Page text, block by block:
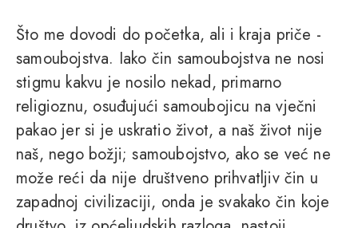
Što me dovodi do početka, ali i kraja priče -
samoubojstva. Iako čin samoubojstva ne nosi
stigmu kakvu je nosilo nekad, primarno
religioznu, osuđujući samoubojicu na vječni
pakao jer si je uskratio život, a naš život nije
naš, nego božji; samoubojstvo, ako se već ne
može reći da nije društveno prihvatljiv čin u
zapadnoj civilizaciji, onda je svakako čin koje